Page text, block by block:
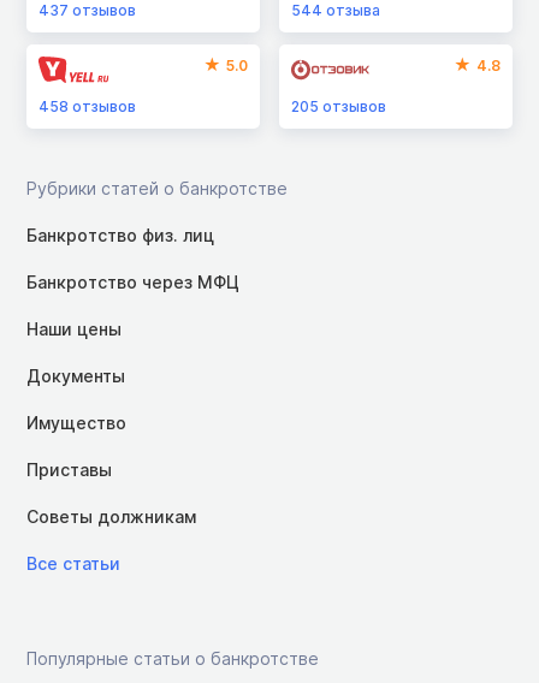
437 отзывов 544отзыва
5.0
458 отзывов
4.8
205отзывов
Рубрики статей о банкротстве
Банкротство физ. лиц
Банкротство через МФЦ
Наши цены
Документы
Имущество
Приставы
Советы должникам
Все статьи
Популярные статьи о банкротстве